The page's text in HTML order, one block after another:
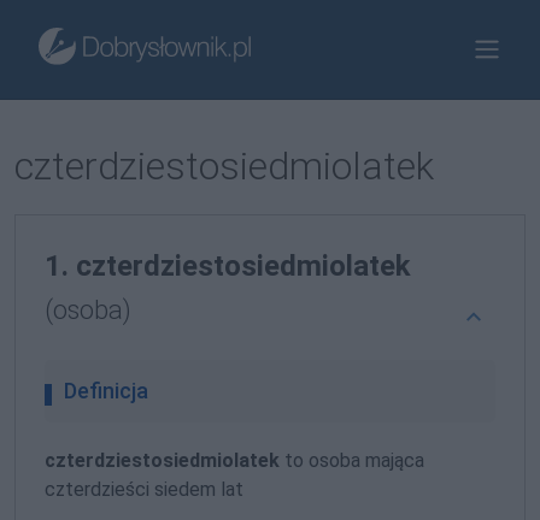
czterdziestosiedmiolatek
1. czterdziestosiedmiolatek
(osoba)
Definicja
czterdziestosiedmiolatek to osoba mająca
czterdzieści siedem lat